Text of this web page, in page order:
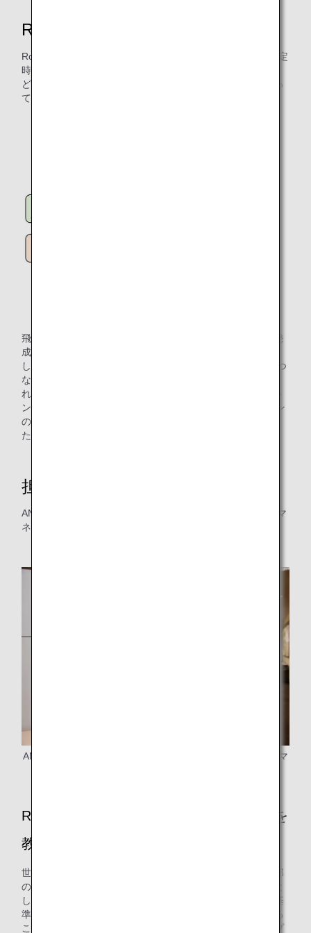
Route Development Projectの成果
Route Development Projectの取り組みは、飛行時間削減、定
時での到着、必要燃料搭載量の削減、CO₂排出量の削減な
ど、さまざまなメリットがあり、環境・お客様・ANAにとっ
て良い効果があります。
飛行経路の見直しをおこなったことにより、ヒューストン発
成田行き路線では、年間で平均15分飛行時間の削減を達成
し、約214トンの燃料削減と約666トンのCO₂排出量削減につ
ながりました。また、2021年9月に新規の飛行経路が設定さ
れたメキシコ発成田行き便は、設定後約半年間でヒュースト
ンと同じく平均15分の飛行時間の削減を達成し、約27.5トン
の燃料削減と約85.6トンのCO₂排出量削減につながりまし
た。
担当者インタビュー
ANAオペレーションマネジメントセンター オペレーションマ
ネジメント部の木下さんにお話をうかがいました。
ANAオペレーションマネジメントセンター オペレーションマ
Route Development Projectの今後の展望を
教えてください！
世界各国の空域にはさまざまなルールが存在しますが、一部
の空域ではそれらのルールが緩和傾向にあります。その例と
して欧州地域または北米地域では、航空路に頼らず一定の基
準のもと直行経路（場所と場所を直接結ぶ経路）で飛行する
ことが主流となっております。この流れにのり、私たちのプ